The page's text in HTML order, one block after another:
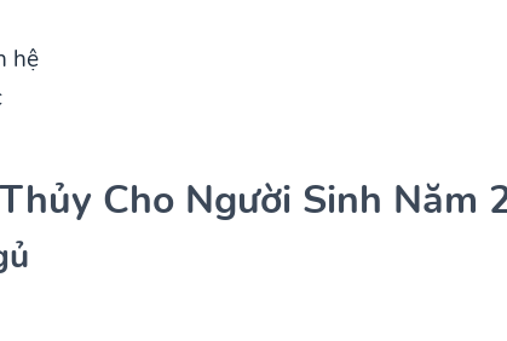
hệ
Cho Người Sinh Năm